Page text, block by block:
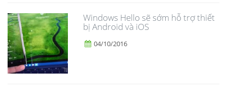
Windows Hello sẽ sớm hỗ trợ thiết
bị Android và iOS
04/10/2016